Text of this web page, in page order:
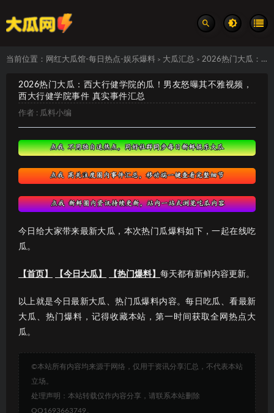
当前位置： 网红大瓜馆-每日热点-娱乐爆料 > 大瓜汇总 > 2026热门大瓜：西大行健学院的瓜！男友怒曝其不雅视频，西大行健学院事件 真实事件汇总
2026热门大瓜：西大行健学院的瓜！男友怒曝其不雅视频，
西大行健学院事件 真实事件汇总
作者 : 瓜料小编
今日给大家带来最新大瓜，本次热门瓜爆料如下，一起在线吃
瓜。
【首页】 【今日大瓜】 【热门爆料】 每天都有新鲜内容更新。
以上就是今日最新大瓜、热门瓜爆料内容。每日吃瓜、看最新
大瓜、热门爆料，记得收藏本站，第一时间获取全网热点大
瓜。
©本站所有内容均来源于网络，仅用于资讯分享汇总，不代表本站
立场。
处理声明：本站转载仅作内容分享，请联系本站删除
QQ1693663749。